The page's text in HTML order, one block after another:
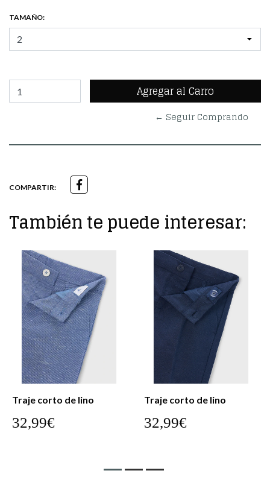
TAMAÑO:
← Seguir Comprando
COMPARTIR:
También te puede interesar:
Traje corto de lino
32,99€
Traje corto de lino
32,99€